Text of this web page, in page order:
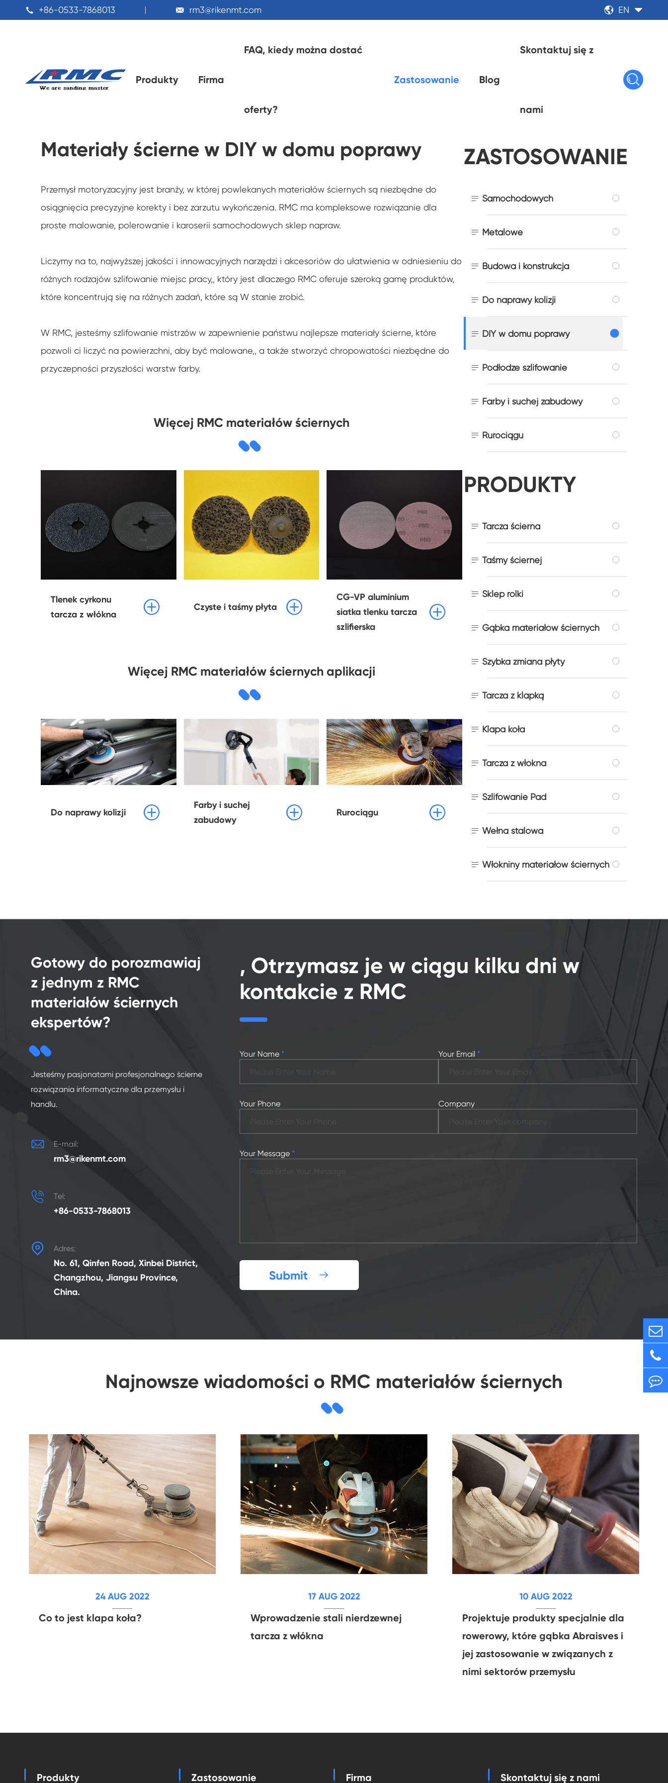
 +86-0533-7868013  rm3@rikenmt.com  EN 
Produkty Firma
FAQ, kiedy można dostać
oferty?
Zastosowanie Blog
Skontaktuj się z
nami

Domu Zastosowanie
Materiały ścierne w DIY w domu poprawy
Przemysł motoryzacyjny jest branży, w której powlekanych materiałów ściernych są niezbędne do
osiągnięcia precyzyjne korekty i bez zarzutu wykończenia. RMC ma kompleksowe rozwiązanie dla
proste malowanie, polerowanie i karoserii samochodowych sklep napraw.
Liczymy na to, najwyższej jakości i innowacyjnych narzędzi i akcesoriów do ułatwienia w odniesieniu do
różnych rodzajów szlifowanie miejsc pracy,, który jest dlaczego RMC oferuje szeroką gamę produktów,
które koncentrują się na różnych zadań, które są W stanie zrobić.
W RMC, jesteśmy szlifowanie mistrzów w zapewnienie państwu najlepsze materiały ścierne, które
pozwoli ci liczyć na powierzchni, aby być malowane,, a także stworzyć chropowatości niezbędne do
przyczepności przyszłości warstw farby.
Więcej RMC materiałów ściernych
Tlenek cyrkonu
tarcza z włókna
 Czyste i taśmy płyta 
CG-VP aluminium
siatka tlenku tarcza
szlifierska

Więcej RMC materiałów ściernych aplikacji
Do naprawy kolizji 
Farby i suchej
zabudowy
 Rurociągu 
ZASTOSOWANIE
 Samochodowych
 Metalowe
 Budowa i konstrukcja
 Do naprawy kolizji
 DIY w domu poprawy
 Podłodze szlifowanie
 Farby i suchej zabudowy
 Rurociągu
PRODUKTY
 Tarcza ścierna
 Taśmy ściernej
 Sklep rolki
 Gąbka materiałów ściernych
 Szybka zmiana płyty
 Tarcza z klapką
 Klapa koła
 Tarcza z włókna
 Szlifowanie Pad
 Wełna stalowa
 Włókniny materiałów ściernych
Gotowy do porozmawiaj
z jednym z RMC
materiałów ściernych
ekspertów?
Jesteśmy pasjonatami profesjonalnego ścierne
rozwiązania informatyczne dla przemysłu i
handlu.
 E-mail:
rm3@rikenmt.com
 Tel:
+86-0533-7868013
 Adres:
No. 61, Qinfen Road, Xinbei District,
Changzhou, Jiangsu Province,
China.
, Otrzymasz je w ciągu kilku dni w
kontakcie z RMC
Your Name * Your Email *
Your Phone Company
Your Message *
Submit 
Najnowsze wiadomości o RMC materiałów ściernych
24 AUG 2022
Co to jest klapa koła?
17 AUG 2022
Wprowadzenie stali nierdzewnej
tarcza z włókna
10 AUG 2022
Projektuje produkty specjalnie dla
rowerowy, które gąbka Abraisves i
jej zastosowanie w związanych z
nimi sektorów przemysłu
Produkty Zastosowanie Firma Skontaktuj się z nami